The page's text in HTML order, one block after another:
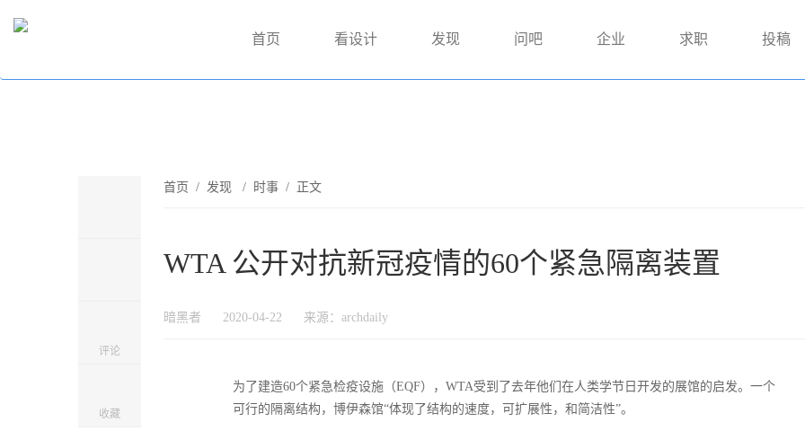
首页 看设计 发现 问吧 企业 求职 投稿
评论
收藏
首页 /发现 / 时事 / 正文
WTA 公开对抗新冠疫情的60个紧急隔离装置
暗黑者 2020-04-22 来源：archdaily
为了建造60个紧急检疫设施（EQF），WTA受到了去年他们在人类学节日开发的展馆的启发。一个
可行的隔离结构，博伊森馆“体现了结构的速度，可扩展性，和简洁性”。